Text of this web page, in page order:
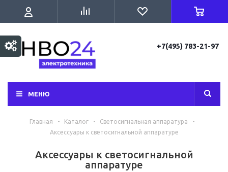
+7(495) 783-21-97
МЕНЮ
Главная - Каталог - Светосигнальная аппаратура
-
Аксессуары к светосигнальной аппаратуре
Аксессуары к светосигнальной
аппаратуре